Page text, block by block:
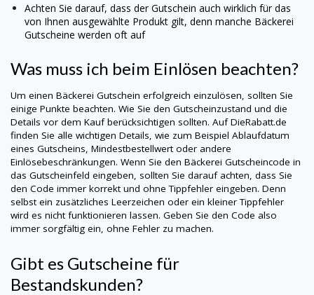
Achten Sie darauf, dass der Gutschein auch wirklich für das
von Ihnen ausgewählte Produkt gilt, denn manche Bäckerei
Gutscheine werden oft auf
Was muss ich beim Einlösen beachten?
Um einen Bäckerei Gutschein erfolgreich einzulösen, sollten Sie
einige Punkte beachten. Wie Sie den Gutscheinzustand und die
Details vor dem Kauf berücksichtigen sollten. Auf DieRabatt.de
finden Sie alle wichtigen Details, wie zum Beispiel Ablaufdatum
eines Gutscheins, Mindestbestellwert oder andere
Einlösebeschränkungen. Wenn Sie den Bäckerei Gutscheincode in
das Gutscheinfeld eingeben, sollten Sie darauf achten, dass Sie
den Code immer korrekt und ohne Tippfehler eingeben. Denn
selbst ein zusätzliches Leerzeichen oder ein kleiner Tippfehler
wird es nicht funktionieren lassen. Geben Sie den Code also
immer sorgfältig ein, ohne Fehler zu machen.
Gibt es Gutscheine für
Bestandskunden?